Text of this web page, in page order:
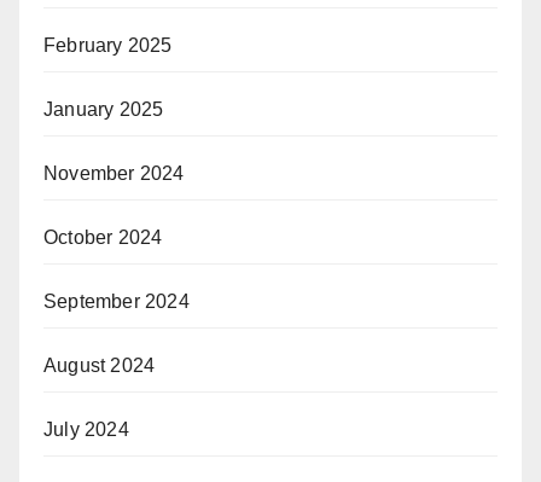
February 2025
January 2025
November 2024
October 2024
September 2024
August 2024
July 2024